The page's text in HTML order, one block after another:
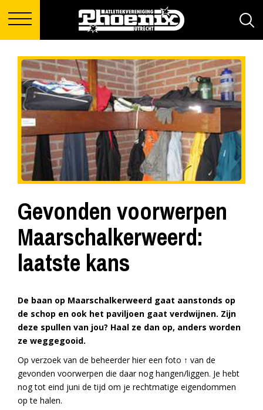
Gevonden voorwerpen
Maarschalkerweerd:
laatste kans
De baan op Maarschalkerweerd gaat aanstonds op
de schop en ook het paviljoen gaat verdwijnen. Zijn
deze spullen van jou? Haal ze dan op, anders worden
ze weggegooid.
Op verzoek van de beheerder hier een foto ↑ van de
gevonden voorwerpen die daar nog hangen/liggen. Je hebt
nog tot eind juni de tijd om je rechtmatige eigendommen
op te halen.